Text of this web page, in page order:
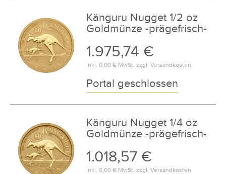
Känguru Nugget 1/2 oz
Goldmünze -prägefrisch-
1.975,74 €
inkl. 0,00 €MwSt. zzgl. Versandkosten
Portal geschlossen
Känguru Nugget 1/4 oz
Goldmünze -prägefrisch-
1.018,57 €
inkl. 0,00 €MwSt. zzgl. Versandkosten